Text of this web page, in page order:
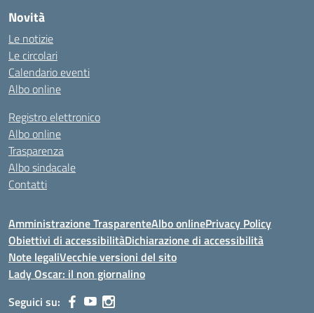
Novità
Le notizie
Le circolari
Calendario eventi
Albo online
Registro elettronico
Albo online
Trasparenza
Albo sindacale
Contatti
Amministrazione TrasparenteAlbo onlinePrivacy Policy
Obiettivi di accessibilitàDichiarazione di accessibilità
Note legaliVecchie versioni del sito
Lady Oscar: il non giornalino
Seguici su: